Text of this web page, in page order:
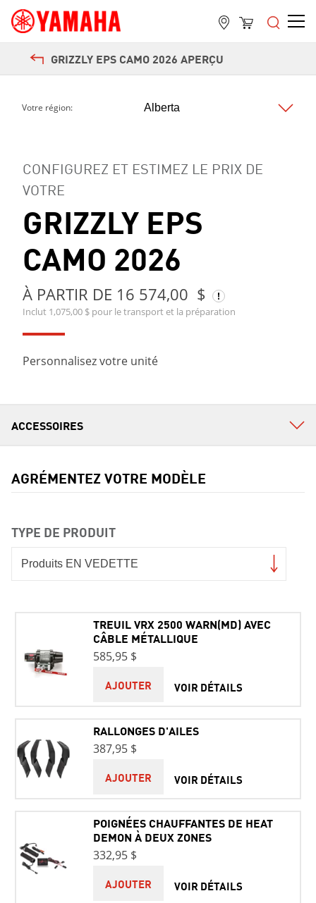
GRIZZLY EPS CAMO 2026 APERÇU
Votre région:
CONFIGUREZ ET ESTIMEZ LE PRIX DE
VOTRE
GRIZZLY EPS
CAMO 2026
À PARTIR DE 16 574,00 $
Inclut 1,075,00 $ pour le transport et la préparation
Personnalisez votre unité
AGRÉMENTEZ VOTRE MODÈLE
TYPE DE PRODUIT
TREUIL VRX 2500 WARN(MD) AVEC
CÂBLE MÉTALLIQUE
585,95 $
AJOUTER
VOIR DÉTAILS
RALLONGES D'AILES
387,95 $
AJOUTER
VOIR DÉTAILS
POIGNÉES CHAUFFANTES DE HEAT
DEMON À DEUX ZONES
332,95 $
AJOUTER
VOIR DÉTAILS